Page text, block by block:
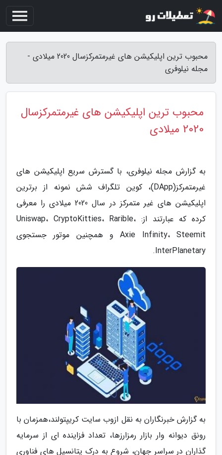
محبوب ترین اپلیکیشن های غیرمتمرکزسال 2020 میلادی -
مجله نیلوفری
محبوب ترین اپلیکیشن های غیرمتمرکزسال
2020 میلادی
به گزارش مجله نیلوفری، با گسترش سریع اپلیکیشن های
غیرمتمرکز(DApp)، کوین تلگراف شش نمونه از برترین
اپلیکیشن های غیر متمرکز در سال 2020 میلادی را معرفی
کرده که عبارتند از: Uniswap، CryptoKitties، Rarible،
Axie Infinity، Steemit و همچنین موتور جستجوی
InterPlanetary.
به گزارش خبرنگاران به نقل ازوب سایت کریپتولند،همزمان با
رونق دیوانه وار بازار رمزارزها، تعداد فزاینده ای از سرمایه
گذاران در سراسر جهان، شروع به درک پتانسیل های فناوری